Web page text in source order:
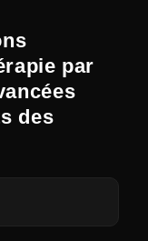
par
des